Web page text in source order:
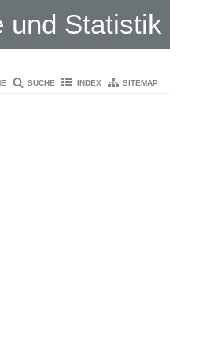
und Statistik
SUCHE INDEX SITEMAP